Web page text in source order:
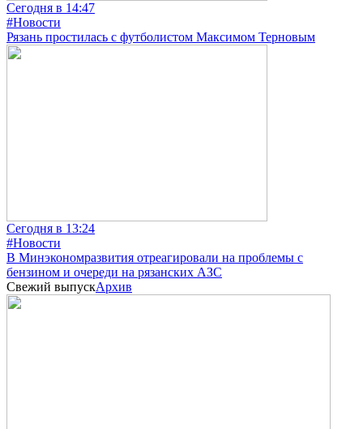
Сегодня в 14:47
#Новости
Рязань простилась с футболистом Максимом Терновым
Сегодня в 13:24
#Новости
В Минэкономразвития отреагировали на проблемы с
бензином и очереди на рязанских АЗС
Свежий выпускАрхив